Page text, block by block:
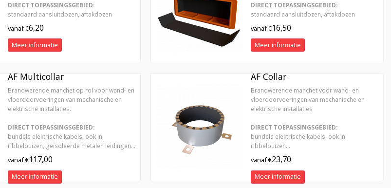
DIRECT TOEPASSINGSGEBIED:
standaard aansluitdozen, aftakdozen
vanaf €6,20
Meer informatie
DIRECT TOEPASSINGSGEBIED:
standaard aansluitdozen, aftakdozen
vanaf €16,50
Meer informatie
AF Multicollar
Brandwerende manchet op rol voor wand- en
vloerdoorvoeringen van mechanische en
elektrische installaties.
DIRECT TOEPASSINGSGEBIED:
bundels elektrische kabels, ook in
ribbelbuizen, geïsoleerde metalen leidingen...
vanaf €117,00
Meer informatie
AF Collar
Brandwerende manchet voor wand- en
vloerdoorvoeringen van mechanische en
elektrische installaties
DIRECT TOEPASSINGSGEBIED:
bundels elektrische kabels, ook in
ribbelbuizen...
vanaf €23,70
Meer informatie